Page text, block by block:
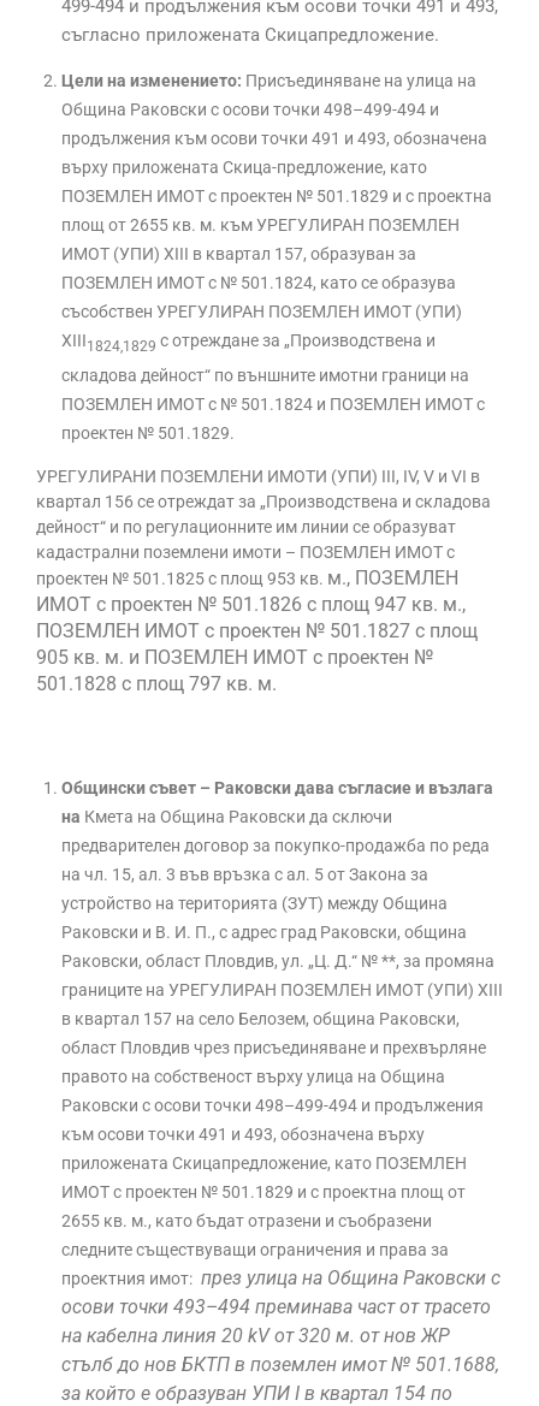
499-494 и продължения към осови точки 491 и 493,
съгласно приложената Скицапредложение.
Цели на изменението: Присъединяване на улица на
Община Раковски с осови точки 498–499-494 и
продължения към осови точки 491 и 493, обозначена
върху приложената Скица-предложение, като
ПОЗЕМЛЕН ИМОТ с проектен № 501.1829 и с проектна
площ от 2655 кв. м. към УРЕГУЛИРАН ПОЗЕМЛЕН
ИМОТ (УПИ) XIII в квартал 157, образуван за
ПОЗЕМЛЕН ИМОТ с № 501.1824, като се образува
съсобствен УРЕГУЛИРАН ПОЗЕМЛЕН ИМОТ (УПИ)
XIII1824,1829 с отреждане за „Производствена и
складова дейност“ по външните имотни граници на
ПОЗЕМЛЕН ИМОТ с № 501.1824 и ПОЗЕМЛЕН ИМОТ с
проектен № 501.1829.
УРЕГУЛИРАНИ ПОЗЕМЛЕНИ ИМОТИ (УПИ) III, IV, V и VI в
квартал 156 се отреждат за „Производствена и складова
дейност“ и по регулационните им линии се образуват
кадастрални поземлени имоти – ПОЗЕМЛЕН ИМОТ с
проектен № 501.1825 с площ 953 кв. м., ПОЗЕМЛЕН
ИМОТ с проектен № 501.1826 с площ 947 кв. м.,
ПОЗЕМЛЕН ИМОТ с проектен № 501.1827 с площ
905 кв. м. и ПОЗЕМЛЕН ИМОТ с проектен №
501.1828 с площ 797 кв. м.
Общински съвет – Раковски дава съгласие и възлага
на Кмета на Община Раковски да сключи
предварителен договор за покупко-продажба по реда
на чл. 15, ал. 3 във връзка с ал. 5 от Закона за
устройство на територията (ЗУТ) между Община
Раковски и В. И. П., с адрес град Раковски, община
Раковски, област Пловдив, ул. „Ц. Д.“ № **, за промяна
границите на УРЕГУЛИРАН ПОЗЕМЛЕН ИМОТ (УПИ) XIII
в квартал 157 на село Белозем, община Раковски,
област Пловдив чрез присъединяване и прехвърляне
правото на собственост върху улица на Община
Раковски с осови точки 498–499-494 и продължения
към осови точки 491 и 493, обозначена върху
приложената Скицапредложение, като ПОЗЕМЛЕН
ИМОТ с проектен № 501.1829 и с проектна площ от
2655 кв. м., като бъдат отразени и съобразени
следните съществуващи ограничения и права за
проектния имот: през улица на Община Раковски с
осови точки 493–494 преминава част от трасето
на кабелна линия 20 kV от 320 м. от нов ЖР
стълб до нов БКТП в поземлен имот № 501.1688,
за който е образуван УПИ I в квартал 154 по